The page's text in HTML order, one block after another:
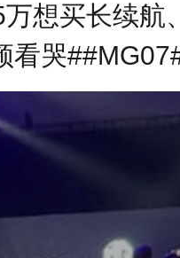
想买长续航
看哭